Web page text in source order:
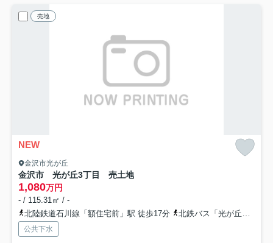
売地
NEW
金沢市光が丘
金沢市 光が丘3丁目 売土地
1,080万円
- / 115.31㎡ / -
北陸鉄道石川線「額住宅前」駅 徒歩17分
北鉄バス「光が丘住宅」バス停下車 徒歩4分
公共下水